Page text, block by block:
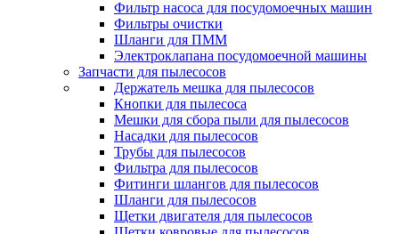
Фильтр насоса для посудомоечных машин
Фильтры очистки
Шланги для ПММ
Электроклапана посудомоечной машины
Запчасти для пылесосов
Держатель мешка для пылесосов
Кнопки для пылесоса
Мешки для сбора пыли для пылесосов
Насадки для пылесосов
Трубы для пылесосов
Фильтра для пылесосов
Фитинги шлангов для пылесосов
Шланги для пылесосов
Щетки двигателя для пылесосов